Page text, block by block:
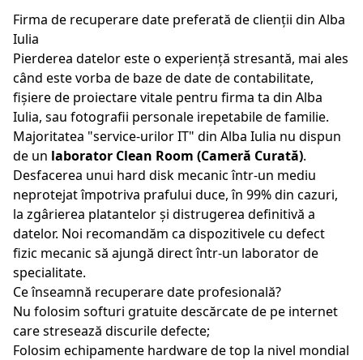
Firma de recuperare date preferată de clienții din Alba
Iulia
Pierderea datelor este o experiență stresantă, mai ales
când este vorba de baze de date de contabilitate,
fișiere de proiectare vitale pentru firma ta din Alba
Iulia, sau fotografii personale irepetabile de familie.
Majoritatea "service-urilor IT" din Alba Iulia nu dispun
de un laborator Clean Room (Cameră Curată).
Desfacerea unui hard disk mecanic într-un mediu
neprotejat împotriva prafului duce, în 99% din cazuri,
la zgârierea platantelor și distrugerea definitivă a
datelor. Noi recomandăm ca dispozitivele cu defect
fizic mecanic să ajungă direct într-un laborator de
specialitate.
Ce înseamnă recuperare date profesională?
Nu folosim softuri gratuite descărcate de pe internet
care stresează discurile defecte;
Folosim echipamente hardware de top la nivel mondial